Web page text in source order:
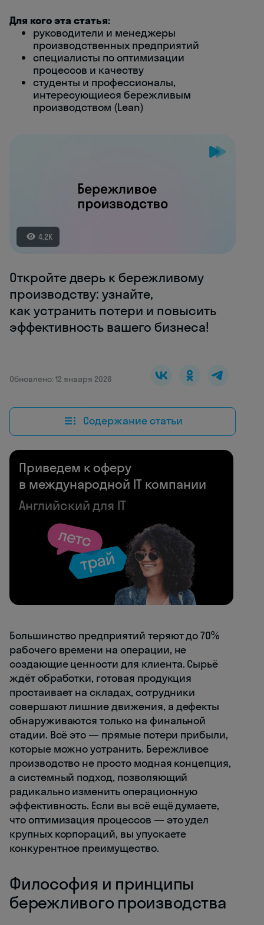
Для кого эта статья:
руководители и менеджеры
производственных предприятий
специалисты по оптимизации
процессов и качеству
студенты и профессионалы,
интересующиеся бережливым
производством (Lean)
4.2K
Откройте дверь к бережливому
производству: узнайте,
как устранить потери и повысить
эффективность вашего бизнеса!
Обновлено: 12 января 2026
Содержание статьи
Приведем к оферу
в международной IT компании
Английский для IT
Большинство предприятий теряют до 70%
рабочего времени на операции, не
создающие ценности для клиента. Сырьё
ждёт обработки, готовая продукция
простаивает на складах, сотрудники
совершают лишние движения, а дефекты
обнаруживаются только на финальной
стадии. Всё это — прямые потери прибыли,
которые можно устранить. Бережливое
производство не просто модная концепция,
а системный подход, позволяющий
радикально изменить операционную
эффективность. Если вы всё ещё думаете,
что оптимизация процессов — это удел
крупных корпораций, вы упускаете
конкурентное преимущество.
Философия и принципы
бережливого производства